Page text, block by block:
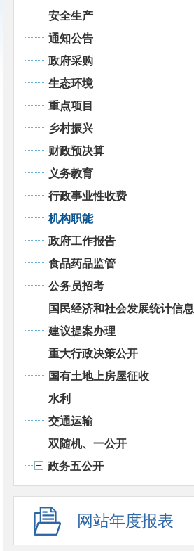
安全生产
通知公告
政府采购
生态环境
重点项目
乡村振兴
财政预决算
义务教育
行政事业性收费
机构职能
政府工作报告
食品药品监管
公务员招考
国民经济和社会发展统计信息
建议提案办理
重大行政决策公开
国有土地上房屋征收
水利
交通运输
双随机、一公开
政务五公开
网站年度报表